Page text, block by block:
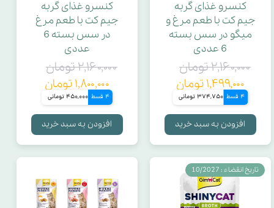
کنسرو غذای گربه
جیم کت با طعم مرغ و
میگو در سس بسته
6 عددی
۲,۱۶۰,۰۰۰ تومان
۱,۴۹۹,۰۰۰ تومان
4 قسط 374,750 تومانی
افزودن به سبد خرید
کنسرو غذای گربه
جیم کت با طعم مرغ
در سس بسته 6
عددی
۲,۱۶۰,۰۰۰ تومان
۱,۸۰۰,۰۰۰ تومان
4 قسط 450,000 تومانی
افزودن به سبد خرید
تاریخ انقضاء : 10/2027